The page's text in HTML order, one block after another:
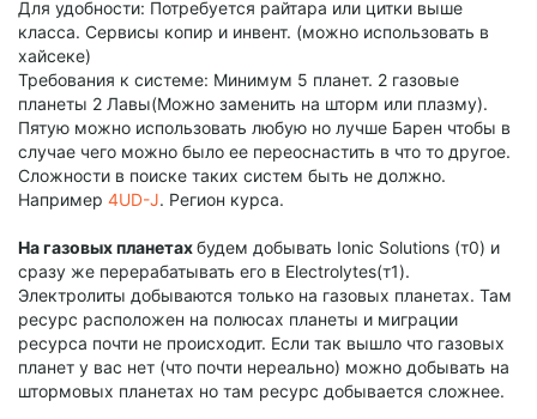
Для удобности: Потребуется райтара или цитки выше
класса. Сервисы копир и инвент. (можно использовать в
хайсеке)
Требования к системе: Минимум 5 планет. 2 газовые
планеты 2 Лавы(Можно заменить на шторм или плазму).
Пятую можно использовать любую но лучше Барен чтобы в
случае чего можно было ее переоснастить в что то другое.
Сложности в поиске таких систем быть не должно.
Например 4UD-J. Регион курса.
На газовых планетахбудем добывать Ionic Solutions (т0) и
сразу же перерабатывать его в Electrolytes(т1).
Электролиты добываются только на газовых планетах. Там
ресурс расположен на полюсах планеты и миграции
ресурса почти не происходит. Если так вышло что газовых
планет у вас нет (что почти нереально) можно добывать на
штормовых планетах но там ресурс добывается сложнее.